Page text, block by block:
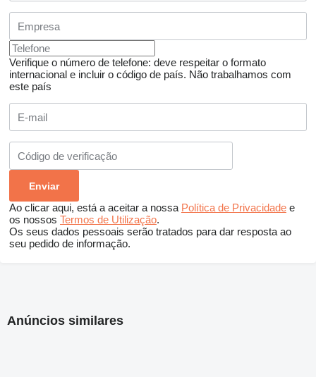
Verifique o número de telefone: deve respeitar o formato
internacional e incluir o código de país. Não trabalhamos com
este país
Ao clicar aqui, está a aceitar a nossa Política de Privacidade e
os nossos Termos de Utilização.
Os seus dados pessoais serão tratados para dar resposta ao
seu pedido de informação.
Anúncios similares